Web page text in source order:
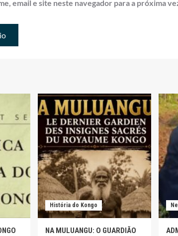
email e site neste navegador para a próxima
História do Kongo
NA MULUANGU: O GUARDIÃO